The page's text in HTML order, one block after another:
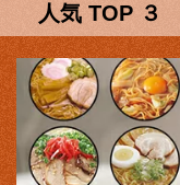
人気 TOP ３